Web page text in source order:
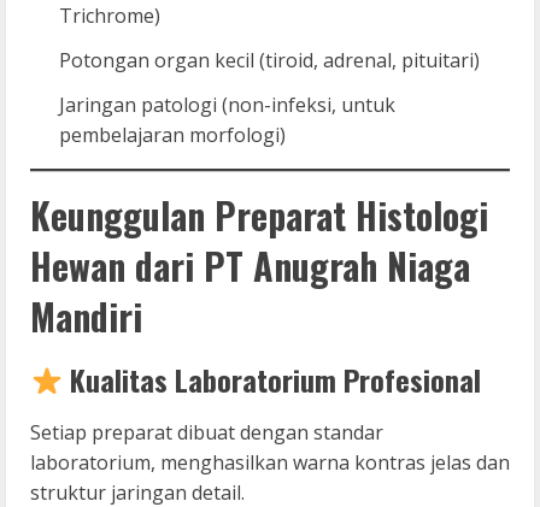
Trichrome)
Potongan organ kecil (tiroid, adrenal, pituitari)
Jaringan patologi (non-infeksi, untuk
pembelajaran morfologi)
Keunggulan Preparat Histologi
Hewan dari PT Anugrah Niaga
Mandiri
Kualitas Laboratorium Profesional
Setiap preparat dibuat dengan standar
laboratorium, menghasilkan warna kontras jelas dan
struktur jaringan detail.